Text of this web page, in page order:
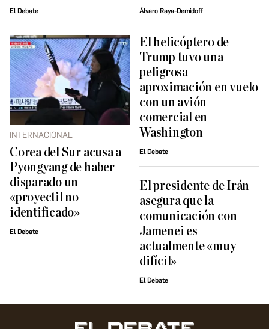
El Debate Álvaro Raya-Demidoff
INTERNACIONAL
Corea del Sur acusa a
Pyongyang de haber
disparado un
«proyectil no
identificado»
El Debate
El helicóptero de
Trump tuvo una
peligrosa
aproximación en vuelo
con un avión
comercial en
Washington
El Debate
El presidente de Irán
asegura que la
comunicación con
Jamenei es
actualmente «muy
difícil»
El Debate